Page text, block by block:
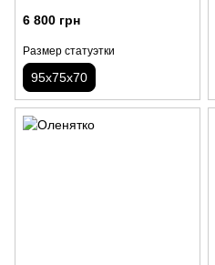
6 800 грн
Размер статуэтки
95х75х70